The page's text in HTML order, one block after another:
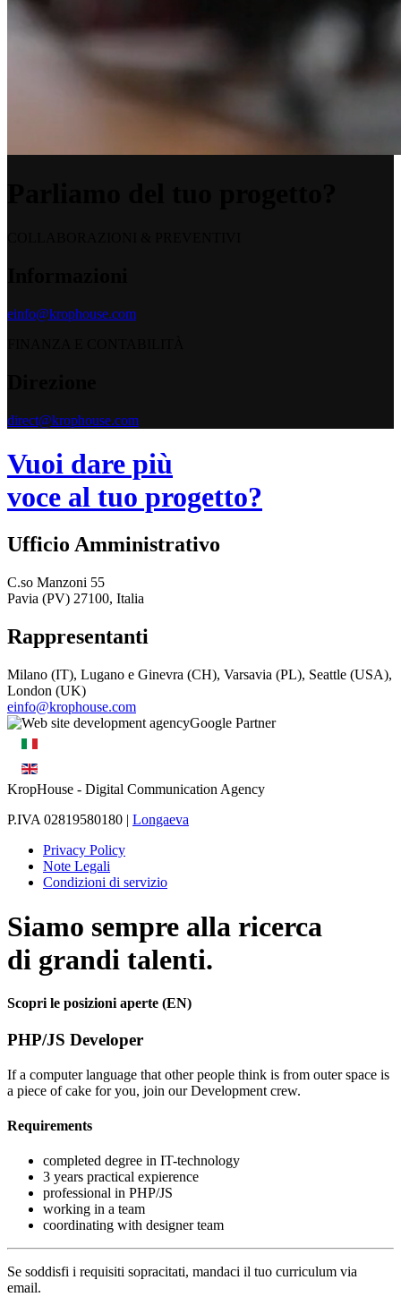
einfo@krophouse.com
direct@krophouse.com
Vuoi dare più
voce al tuo progetto?
Ufficio Amministrativo
C.so Manzoni 55
Pavia (PV) 27100, Italia
Rappresentanti
Milano (IT), Lugano e Ginevra (CH), Varsavia (PL), Seattle (USA),
London (UK)
einfo@krophouse.com
KropHouse - Digital Communication Agency
P.IVA 02819580180 | Longaeva
Privacy Policy
Note Legali
Condizioni di servizio
Siamo sempre alla ricerca
di grandi talenti.
Scopri le posizioni aperte (EN)
PHP/JS Developer
If a computer language that other people think is from outer space is
a piece of cake for you, join our Development crew.
Requirements
completed degree in IT-technology
3 years practical expierence
professional in PHP/JS
working in a team
coordinating with designer team
Se soddisfi i requisiti sopracitati, mandaci il tuo curriculum via
email.